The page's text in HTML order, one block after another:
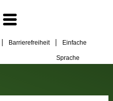
Barrierefreiheit Einfache
Sprache